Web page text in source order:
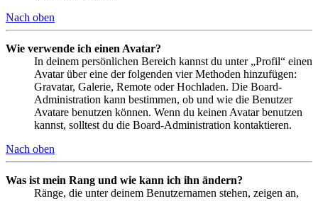
Nach oben
Wie verwende ich einen Avatar?
In deinem persönlichen Bereich kannst du unter „Profil“ einen
Avatar über eine der folgenden vier Methoden hinzufügen:
Gravatar, Galerie, Remote oder Hochladen. Die Board-
Administration kann bestimmen, ob und wie die Benutzer
Avatare benutzen können. Wenn du keinen Avatar benutzen
kannst, solltest du die Board-Administration kontaktieren.
Nach oben
Was ist mein Rang und wie kann ich ihn ändern?
Ränge, die unter deinem Benutzernamen stehen, zeigen an,